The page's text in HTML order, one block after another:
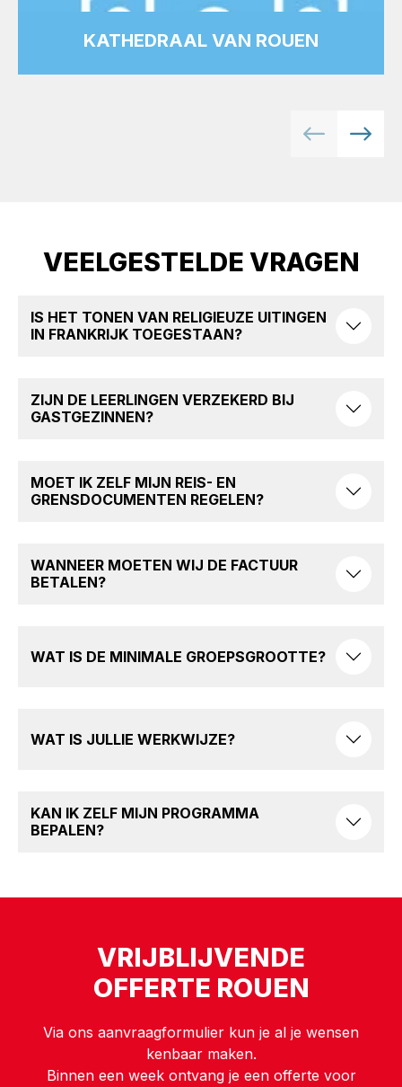
KATHEDRAAL VAN ROUEN
VEELGESTELDE VRAGEN
IS HET TONEN VAN RELIGIEUZE UITINGEN
IN FRANKRIJK TOEGESTAAN?
ZIJN DE LEERLINGEN VERZEKERD BIJ
GASTGEZINNEN?
MOET IK ZELF MIJN REIS- EN
GRENSDOCUMENTEN REGELEN?
WANNEER MOETEN WIJ DE FACTUUR
BETALEN?
WAT IS DE MINIMALE GROEPSGROOTTE?
WAT IS JULLIE WERKWIJZE?
KAN IK ZELF MIJN PROGRAMMA
BEPALEN?
VRIJBLIJVENDE
OFFERTE ROUEN
Via ons aanvraagformulier kun je al je wensen
kenbaar maken.
Binnen een week ontvang je een offerte voor